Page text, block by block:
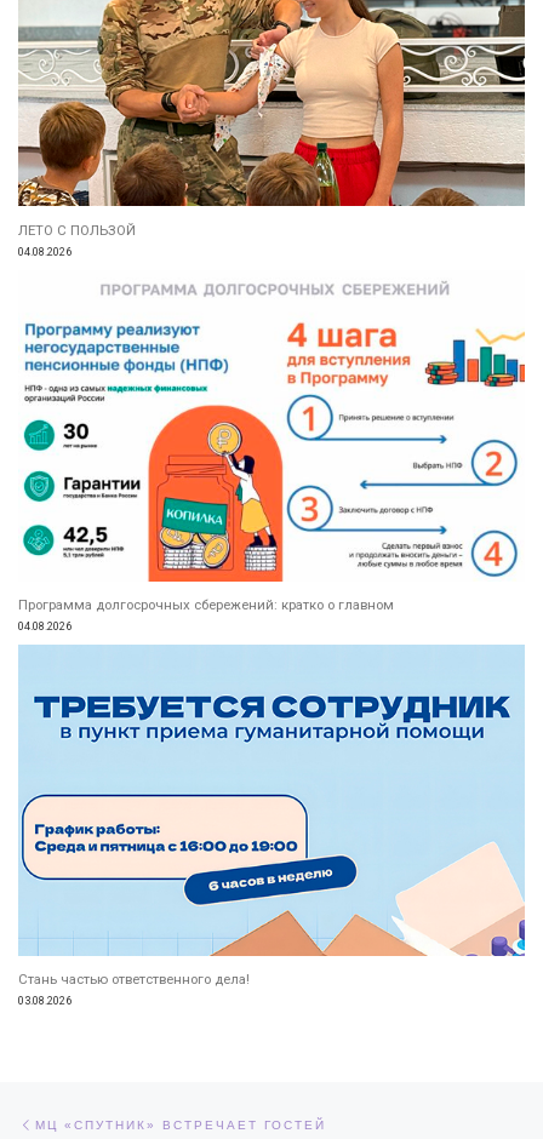
ЛЕТО С ПОЛЬЗОЙ
04.08.2026
Программа долгосрочных сбережений: кратко о главном
04.08.2026
Стань частью ответственного дела!
03.08.2026
МЦ «СПУТНИК» ВСТРЕЧАЕТ ГОСТЕЙ